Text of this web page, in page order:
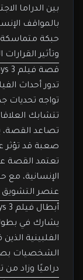
بين الدراما
بالمواقف
حبكة متماسكة
وتأثير
قصة فيلم Women & Boys 3
تدور أحداث
تواجه تحديات
تتشابك
تصاعد القصة،
صعبة قد تؤثر
تعتمد القصة
الإنسانية، مع
عنصر التشويق
أبطال فيلم Women & Boys 3
يشارك في
الفلبينية
الشخصيات
دراميًا وزاد